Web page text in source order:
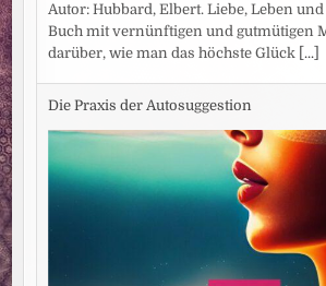
Autor: Hubbard, Elbert. Liebe, Leben
Buch mit vernünftigen und gutmütigen
darüber, wie man das höchste Glück [...]
Die Praxis der Autosuggestion